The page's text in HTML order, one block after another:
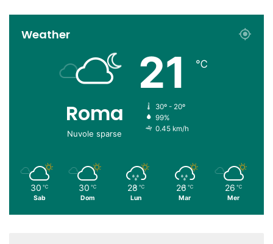
Weather
Roma
Nuvole sparse
21 ℃
30º - 20º
99%
0.45 km/h
30 ℃
Sab
30 ℃
Dom
28 ℃
Lun
26 ℃
Mar
26 ℃
Mer